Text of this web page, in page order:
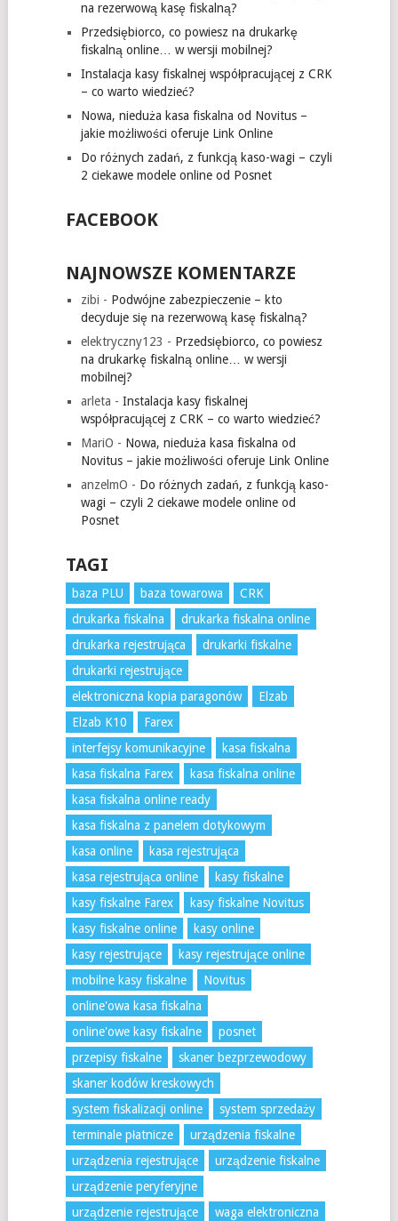
na rezerwową kasę fiskalną?
Przedsiębiorco, co powiesz na drukarkę
fiskalną online… w wersji mobilnej?
Instalacja kasy fiskalnej współpracującej z CRK
– co warto wiedzieć?
Nowa, nieduża kasa fiskalna od Novitus –
jakie możliwości oferuje Link Online
Do różnych zadań, z funkcją kaso-wagi – czyli
2 ciekawe modele online od Posnet
FACEBOOK
NAJNOWSZE KOMENTARZE
zibi - Podwójne zabezpieczenie – kto
decyduje się na rezerwową kasę fiskalną?
elektryczny123 - Przedsiębiorco, co powiesz
na drukarkę fiskalną online… w wersji
mobilnej?
arleta - Instalacja kasy fiskalnej
współpracującej z CRK – co warto wiedzieć?
MariO - Nowa, nieduża kasa fiskalna od
Novitus – jakie możliwości oferuje Link Online
anzelmO - Do różnych zadań, z funkcją kaso-
wagi – czyli 2 ciekawe modele online od
Posnet
TAGI
baza PLU baza towarowa
CRK
drukarka fiskalna
drukarka fiskalna online
drukarka rejestrująca
drukarki fiskalne
drukarki rejestrujące
elektroniczna kopia paragonów
Elzab
Elzab K10
Farex
interfejsy komunikacyjne
kasa fiskalna
kasa fiskalna Farex
kasa fiskalna online
kasa fiskalna online ready
kasa fiskalna z panelem dotykowym
kasa online
kasa rejestrująca
kasa rejestrująca online
kasy fiskalne
kasy fiskalne Farex
kasy fiskalne Novitus
kasy fiskalne online
kasy online
kasy rejestrujące
kasy rejestrujące online
mobilne kasy fiskalne
Novitus
online'owa kasa fiskalna
online'owe kasy fiskalne
posnet
przepisy fiskalne
skaner bezprzewodowy
skaner kodów kreskowych
system fiskalizacji online
system sprzedaży
terminale płatnicze
urządzenia fiskalne
urządzenia rejestrujące
urządzenie fiskalne
urządzenie peryferyjne
urządzenie rejestrujące
waga elektroniczna